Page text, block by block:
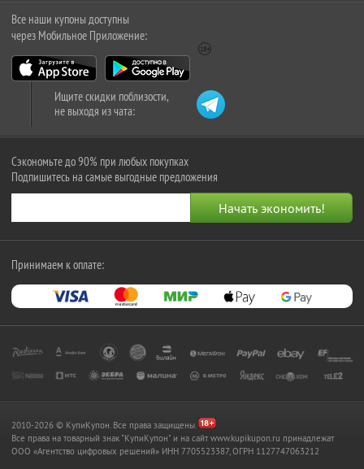
Все наши купоны доступны
через Мобильное Приложение:
Ищите скидки поблизости,
не выходя из чата:
Сэкономьте до 90% при любых покупках
Подпишитесь на самые выгодные предложения
Принимаем к оплате:
2010-2026 © КупиКупон. Все права защищены.
Все права на товарный знак "КупиКупон" и на сайт www.kupikupon.ru принадлежат
OOO «Агентство цифровых решений» ИНН 7705523387, ОГРН 1127747063212